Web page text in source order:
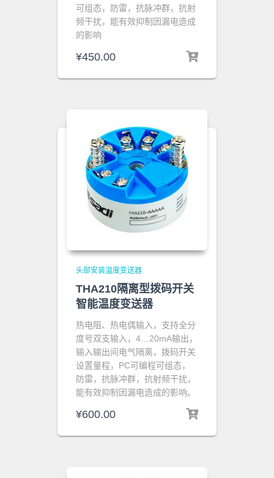
可组态，
防雷，抗脉冲群，抗射
频干扰，能有效抑制因漏电造成
的影响
¥450.00
头部安装温度变送器
THA210隔离型拨码开关
智能温度变送器
热电阻、热电偶输入，支持全分
度号双支输入，4…20mA输出，
输入输出间电气隔离，拨码开关
设置量程， PC可编程可组态，
防雷，抗脉冲群，抗射频干扰，
能有效抑制因漏电造成的影响。
¥600.00